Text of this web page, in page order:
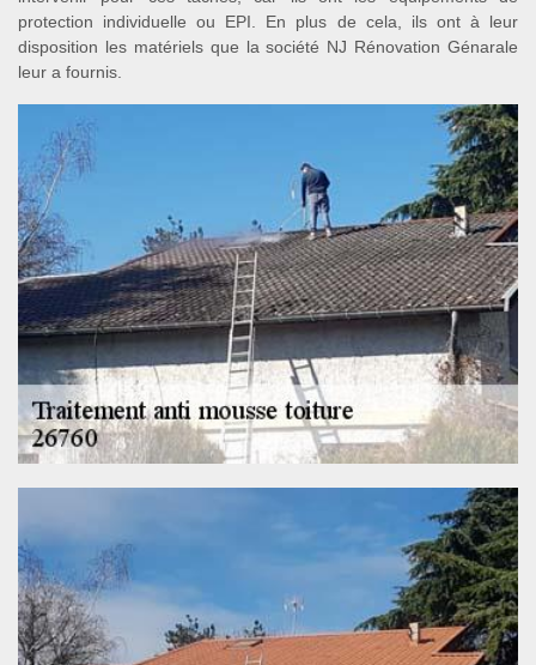
protection individuelle ou EPI. En plus de cela, ils ont à leur
disposition les matériels que la société NJ Rénovation Génarale
leur a fournis.